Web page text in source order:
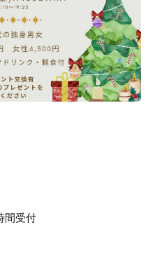
間受付